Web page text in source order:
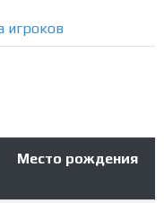
игроков
Место рождения